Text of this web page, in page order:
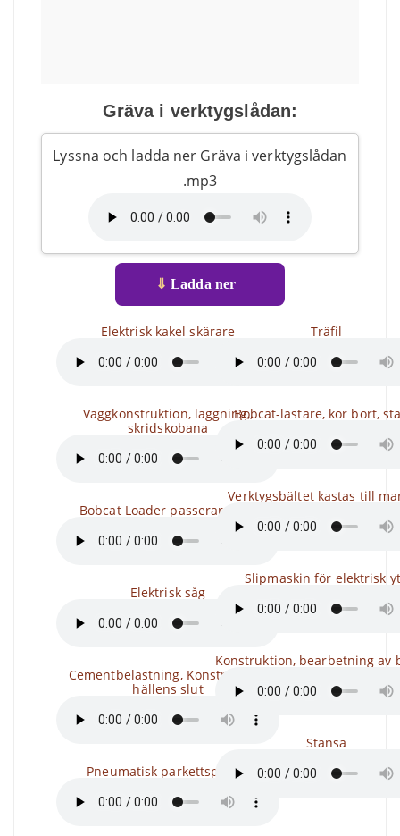
Gräva i verktygslådan:
Lyssna och ladda ner Gräva i verktygslådan
.mp3
⇓ Ladda ner
Elektrisk kakel skärare
Väggkonstruktion, läggning,,
skridskobana
Bobcat Loader passerar förbi
Elektrisk såg
Cementbelastning, Konstruktion,
hällens slut
Pneumatisk parkettspikare
Träfil
Bobcat-lastare, kör bort,
Verktygsbältet kastas till
Slipmaskin för elektrisk
Konstruktion, bearbetning av
Stansa